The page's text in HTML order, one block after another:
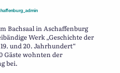
Bachsaal in Aschaffenburg
Werk „Geschichte der
und 20. Jahrhundert“
Gäste wohnten der
bei.